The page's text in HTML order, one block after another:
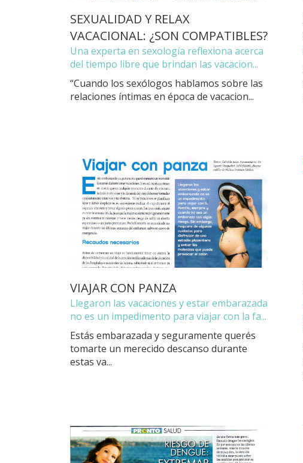
SEXUALIDAD Y RELAX
VACACIONAL: ¿SON COMPATIBLES?
Una experta en sexología reflexiona acerca
del tiempo libre que brindan las vacacion...
“Cuando los sexólogos hablamos sobre las
relaciones íntimas en época de vacacion...
VIAJAR CON PANZA
Llegaron las vacaciones y estar embarazada
no es un impedimento para viajar con la fa...
Estás embarazada y seguramente querés
tomarte un merecido descanso durante
estas va...